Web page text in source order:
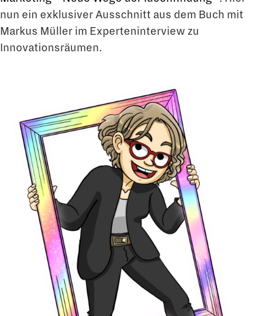
nun ein exklusiver Ausschnitt aus dem Buch mit
Markus Müller im Experteninterview zu
Innovationsräumen.